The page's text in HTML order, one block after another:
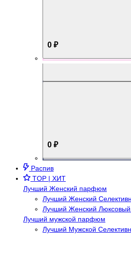
0 ₽
0 ₽
Распив
TOP | ХИТ
Лучший Женский парфюм
Лучший Женский
Лучший Женский
Лучший мужской парфюм
Лучший Мужской